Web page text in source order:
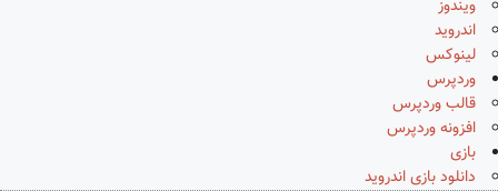
ویندوز
اندروید
لینوکس
وردپرس
قالب وردپرس
افزونه وردپرس
بازی
دانلود بازی اندروید